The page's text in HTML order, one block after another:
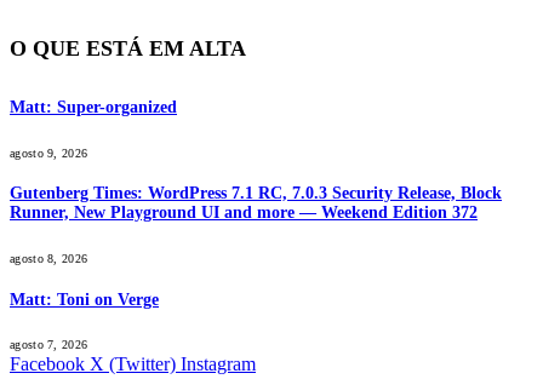
O QUE ESTÁ EM ALTA
Matt: Super-organized
agosto 9, 2026
Gutenberg Times: WordPress 7.1 RC, 7.0.3 Security Release, Block
Runner, New Playground UI and more — Weekend Edition 372
agosto 8, 2026
Matt: Toni on Verge
agosto 7, 2026
Facebook X (Twitter) Instagram